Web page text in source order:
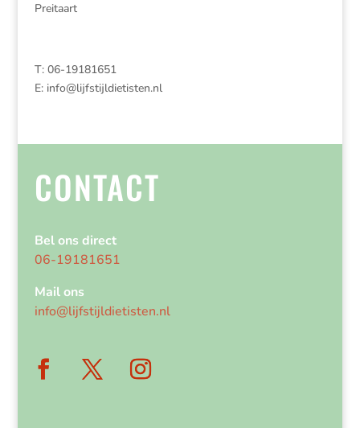
Preitaart
T: 06-19181651
E: info@lijfstijldietisten.nl
CONTACT
Bel ons direct
06-19181651
Mail ons
info@lijfstijldietisten.nl